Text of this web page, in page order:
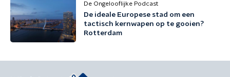
De Ongelooflijke Podcast
De ideale Europese stad om een
tactisch kernwapen op te gooien?
Rotterdam